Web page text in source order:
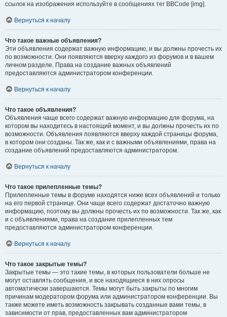
ссылок на изображения используйте в сообщениях тег BBCode [img].
Вернуться к началу
Что такое важные объявления?
Эти объявления содержат важную информацию, и вы должны прочесть их
по возможности. Они появляются вверху каждого из форумов и в вашем
личном разделе. Права на создание важных объявлений
предоставляются администратором конференции.
Вернуться к началу
Что такое объявления?
Объявления чаще всего содержат важную информацию для форума, на
котором вы находитесь в настоящий момент, и вы должны прочесть их по
возможности. Объявления появляются вверху каждой страницы форума,
в котором они созданы. Так же, как и с важными объявлениями, права на
создание объявлений предоставляются администратором.
Вернуться к началу
Что такое прилепленные темы?
Прилепленные темы в форуме находятся ниже всех объявлений и только
на его первой странице. Они чаще всего содержат достаточно важную
информацию, поэтому вы должны прочесть их по возможности. Так же, как
и с объявлениями, права на создание прилепленных тем
предоставляются администратором конференции.
Вернуться к началу
Что такое закрытые темы?
Закрытые темы — это такие темы, в которых пользователи больше не
могут оставлять сообщения, и все находящиеся в них опросы
автоматически завершаются. Темы могут быть закрыты по многим
причинам модератором форума или администратором конференции. Вы
также можете иметь возможность закрывать созданные вами темы, в
зависимости от прав, предоставленных вам администратором